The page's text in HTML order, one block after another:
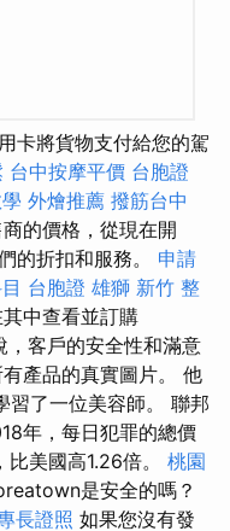
卡將貨物支付給您的駕
台中按摩平價 台胞證
外燴推薦 撥筋台中
的價格，從現在開
的折扣和服務。 申請
台胞證 雄獅 新竹 整
中查看並訂購
客戶的安全性和滿意
產品的真實圖片。 他
習了一位美容師。 聯邦
年，每日犯罪的總價
美國高1.26倍。 桃園
是安全的嗎？
長證照 如果您沒有發